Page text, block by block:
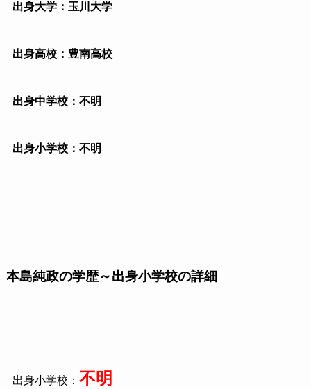
出身大学：玉川大学
出身高校：豊南高校
出身中学校：不明
出身小学校：不明
本島純政の学歴～出身小学校の詳細
出身小学校： 不明